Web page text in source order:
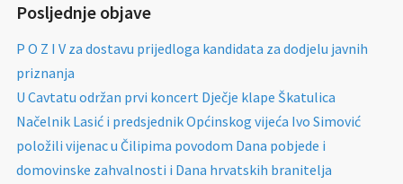
Posljednje objave
P O Z I V za dostavu prijedloga kandidata za dodjelu javnih
priznanja
U Cavtatu održan prvi koncert Dječje klape Škatulica
Načelnik Lasić i predsjednik Općinskog vijeća Ivo Simović
položili vijenac u Čilipima povodom Dana pobjede i
domovinske zahvalnosti i Dana hrvatskih branitelja